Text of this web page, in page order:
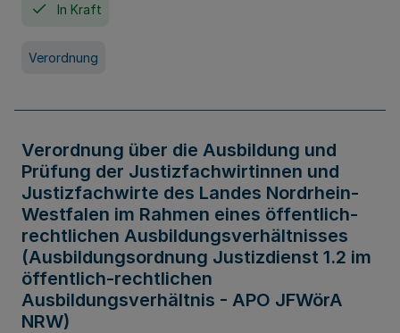
In Kraft
Verordnung
Verordnung über die Ausbildung und
Prüfung der Justizfachwirtinnen und
Justizfachwirte des Landes Nordrhein-
Westfalen im Rahmen eines öffentlich-
rechtlichen Ausbildungsverhältnisses
(Ausbildungsordnung Justizdienst 1.2 im
öffentlich-rechtlichen
Ausbildungsverhältnis - APO JFWörA
NRW)